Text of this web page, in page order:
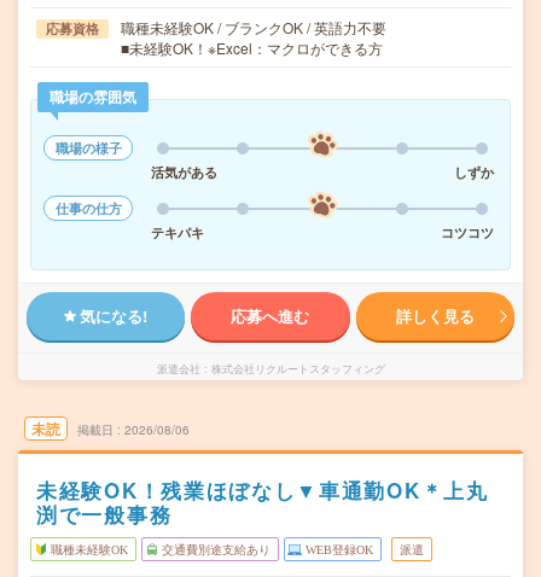
応募資格
職種未経験OK / ブランクOK / 英語力不要
■未経験OK！※Excel：マクロができる方
職場の雰囲気
職場の様子
活気がある
しずか
仕事の仕方
テキパキ
コツコツ
気になる! 応募へ進む 詳しく見る
派遣会社 株式会社リクルートスタッフィング
未読 掲載日 2026/08/06
未経験OK！残業ほぼなし▼車通勤OK＊上丸
渕で一般事務
職種未経験OK 交通費別途支給あり WEB登録OK 派遣